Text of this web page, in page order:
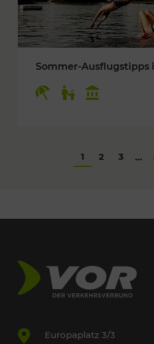
Sommer-Ausflugstipps
1 2 3 ...
Europaplatz 3/3